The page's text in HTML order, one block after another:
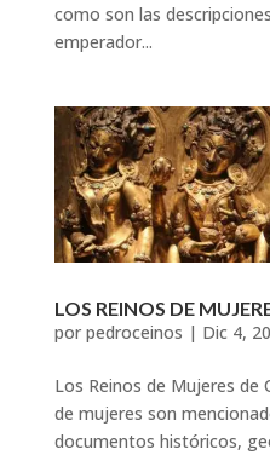
como son las
emperador...
LOS REINOS DE
por pedroceinos | Dic 4,
Los Reinos de Mujeres de
de mujeres son
documentos históricos,